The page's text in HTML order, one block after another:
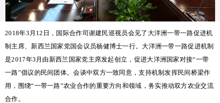
2018年3月12日，国际合作司谢建民巡视员会见了大洋洲一带一路促进机
制主席、新西兰国家党国会议员杨健博士一行。大洋洲一带一路促进机制
是2017年3月由新西兰国家党主席发起创立，促进大洋洲国家对接“一带
一路”倡议的民间团体。会谈中双方一致同意，支持机制发挥民间桥梁作
用，围绕“一带一路”农业合作的重要方向和领域，务实推动双方农业交流
合作。